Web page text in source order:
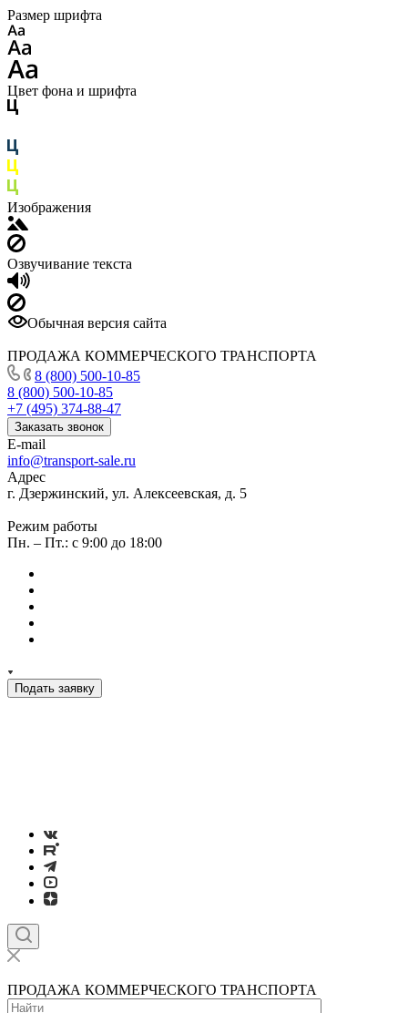
Размер шрифта
Цвет фона и шрифта
Изображения
Озвучивание текста
Обычная версия сайта
ПРОДАЖА КОММЕРЧЕСКОГО ТРАНСПОРТА
8 (800) 500-10-85
8 (800) 500-10-85
+7 (495) 374-88-47
Заказать звонок
E-mail
info@transport-sale.ru
Адрес
г. Дзержинский, ул. Алексеевская, д. 5
Режим работы
Пн. – Пт.: с 9:00 до 18:00
Подать заявку
ПРОДАЖА КОММЕРЧЕСКОГО ТРАНСПОРТА